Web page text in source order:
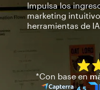
Impulsa los
marketing
herramientas de
*Con base en